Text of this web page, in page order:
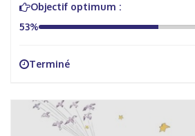
Objectif optimum :
53%
Terminé